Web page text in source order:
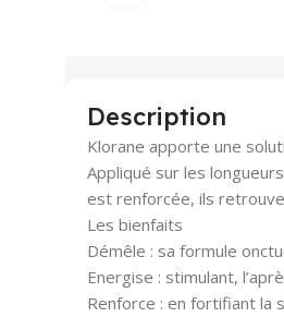
Description
Klorane apporte une
Appliqué sur les
est renforcée, ils
Les bienfaits
Démêle : sa formule
Energise : stimulant,
Renforce : en fortifiant la